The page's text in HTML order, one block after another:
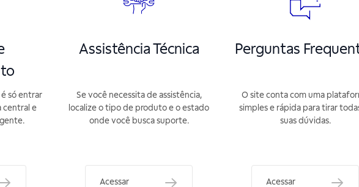
só entrar
central e
Assistência Técnica
Se você necessita de assistência,
localize o tipo de produto e o estado
onde você busca suporte.
Acessar
Perguntas
O site conta com uma
simples e rápida para tirar
suas dúvidas.
Acessar